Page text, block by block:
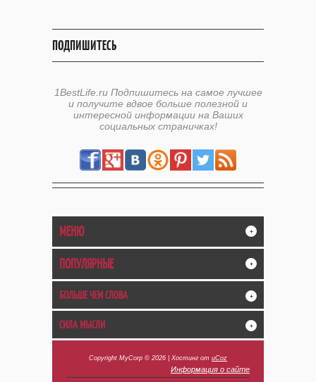
ПОДПИШИТЕСЬ
1BestLife.ru Подпишитесь на самое лучшее
и получите вдвое больше полезной и
интересной информации на Ваших
социальных страничках!
МЕНЮ +
ПОПУЛЯРНЫЕ +
БОЛЬШЕ ЧЕМ СЛОВА +
СИЛА МЫСЛИ +
Copyright MyCorp © 2026 Хостинг от uCoz
Информация о сайте